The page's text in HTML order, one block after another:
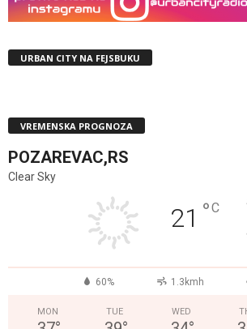
URBAN CITY NA FEJSBUKU
VREMENSKA PROGNOZA
POZAREVAC,RS
Clear Sky
21 °C
60% 1.3kmh
MON TUE WED